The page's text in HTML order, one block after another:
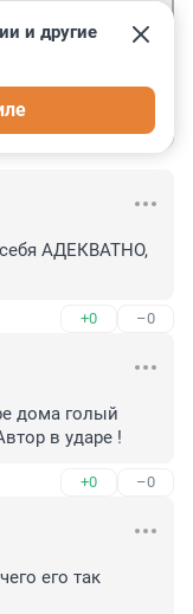
и другие
себя АДЕКВАТНО,
+0 –0
дома голый
в ударе !
+0 –0
его так